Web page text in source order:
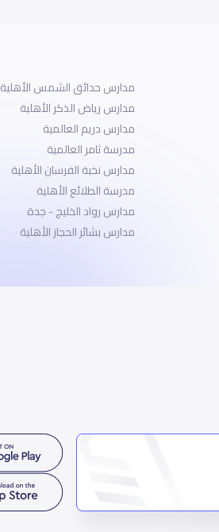
مدارس حدائق الشمس الأهلية
مدارس رياض الذكر الأهلية
مدارس دريم العالمية
مدرسة ثامر العالمية
مدارس نخبة الفرسان الأهلية
مدرسة الطلائع الأهلية
مدارس رواد الخليج - جدة
مدارس بشائر الحجاز الأهلية